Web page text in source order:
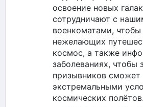
освоение новых
сотрудничают с
военкоматами,
нежелающих
космос, а также
заболеваниях, чтобы
призывников сможет
экстремальными
космических